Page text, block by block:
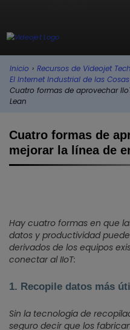
Inicio › Recursos de Videojet
El Internet Industrial de las
Cuatro formas de aprovechar
Lean
Cuatro formas de
mejorar la línea de
Hay cuatro formas en que
datos y productividad
derivados de los equipos
conectar al IIoT:
1. Recopile datos más
Sin la tecnología de
seguro decir que los